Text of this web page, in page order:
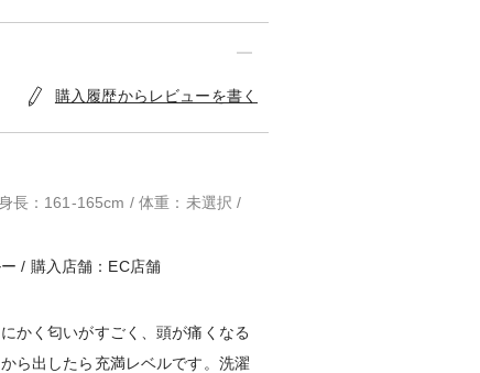
購入履歴からレビューを書く
長：161-165cm / 体重：未選択 /
/ 購入店舗：EC店舗
かく匂いがすごく、頭が痛くなる
ら出したら充満レベルです。洗濯